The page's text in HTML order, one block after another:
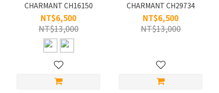
男
CHARMANT CH16150
NT$6,500
NT$13,000
CHARMANT CH29734
NT$6,500
NT$13,000